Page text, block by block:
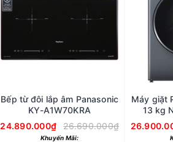
Bếp từ đôi lắp âm Panasonic
KY-A1W70KRA
24.890.000₫
26.690.000₫
Khuyến Mãi:
Máy giặt
13 kg